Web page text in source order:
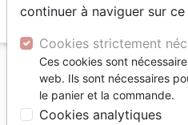
Accueil Livres
Bandes
GRANDIR EN TOUTE
PROTECTION DE
continuer à naviguer sur ce
Cookies strictement
Ces cookies sont
web. Ils sont nécessaires
le panier et la commande.
Cookies analytiques